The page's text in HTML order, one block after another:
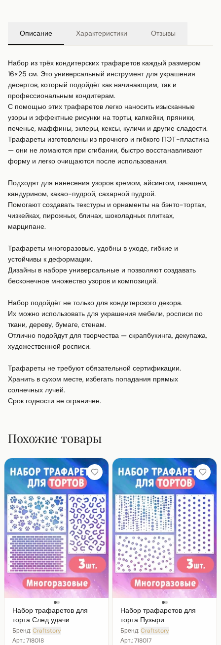
Описание Характеристики Отзывы
Набор из трёх кондитерских трафаретов каждый размером
16×25 см. Это универсальный инструмент для украшения
десертов, который подойдёт как начинающим, так и
профессиональным кондитерам.
С помощью этих трафаретов легко наносить изысканные
узоры и эффектные рисунки на торты, капкейки, пряники,
печенье, маффины, эклеры, кексы, куличи и другие сладости.
Трафареты изготовлены из прочного и гибкого ПЭТ-пластика
— они не ломаются при сгибании, быстро восстанавливают
форму и легко очищаются после использования.
Подходят для нанесения узоров кремом, айсингом, ганашем,
кандурином, какао-пудрой, сахарной пудрой.
Помогают создавать текстуры и орнаменты на бэнто-тортах,
чизкейках, пирожных, блинах, шоколадных плитках,
марципане.
Трафареты многоразовые, удобны в уходе, гибкие и
устойчивы к деформации.
Дизайны в наборе универсальные и позволяют создавать
бесконечное множество узоров и композиций.
Набор подойдёт не только для кондитерского декора.
Их можно использовать для украшения мебели, росписи по
ткани, дереву, бумаге, стенам.
Отлично подойдут для творчества — скрапбукинга, декупажа,
художественной росписи.
Трафареты не требуют обязательной сертификации.
Хранить в сухом месте, избегать попадания прямых
солнечных лучей.
Срок годности не ограничен.
Похожие товары
Набор трафаретов для
торта След удачи
Бренд:Craftstory
Арт.:718018
Набор трафаретов для
торта Пузыри
Бренд:Craftstory
Арт.:718017